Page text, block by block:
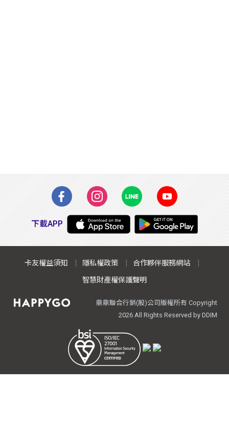
下載APP
卡友權益須知 隱私權政策
合作夥伴服務網站
智慧財產權保護聲明
鼎鼎聯合行銷(股)公司版權所有 Copyright
2026All Rights Reserved by DDIM